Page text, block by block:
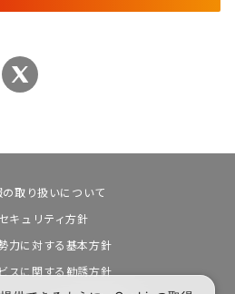
取り扱いについて
キュリティ方針
力に対する基本方針
スに関する勧誘方針